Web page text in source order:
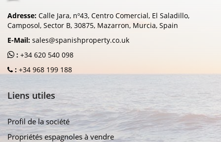
Adresse: Calle Jara, nº43, Centro Comercial, El Saladillo,
Camposol, Sector B, 30875, Mazarron, Murcia, Spain
E-Mail: sales@spanishproperty.co.uk
: +34 620 540 098
: +34 968 199 188
Liens utiles
Profil de la société
Propriétés espagnoles à vendre